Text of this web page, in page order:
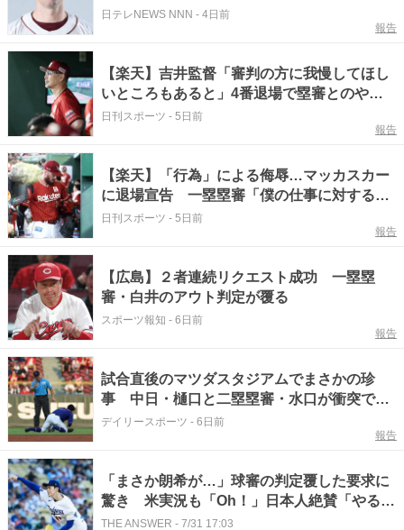
イング判定に抗議
日テレNEWS NNN - 4日前
報告
【楽天】吉井監督「審判の方に我慢してほし
いところもあると」4番退場で塁審とのやり
とり明かす
日刊スポーツ - 5日前
報告
【楽天】「行為」による侮辱…マッカスカー
に退場宣告 一塁塁審「僕の仕事に対する侮
辱」と説明
日刊スポーツ - 5日前
報告
【広島】２者連続リクエスト成功 一塁塁
審・白井のアウト判定が覆る
スポーツ報知 - 6日前
報告
試合直後のマツダスタジアムでまさかの珍
事 中日・樋口と二塁塁審・水口が衝突で騒
然 プレーには影響なし
デイリースポーツ - 6日前
報告
「まさか朗希が…」球審の判定覆した要求に
驚き 米実況も「Oh！」日本人絶賛「やるや
ん」
THE ANSWER - 7/31 17:03